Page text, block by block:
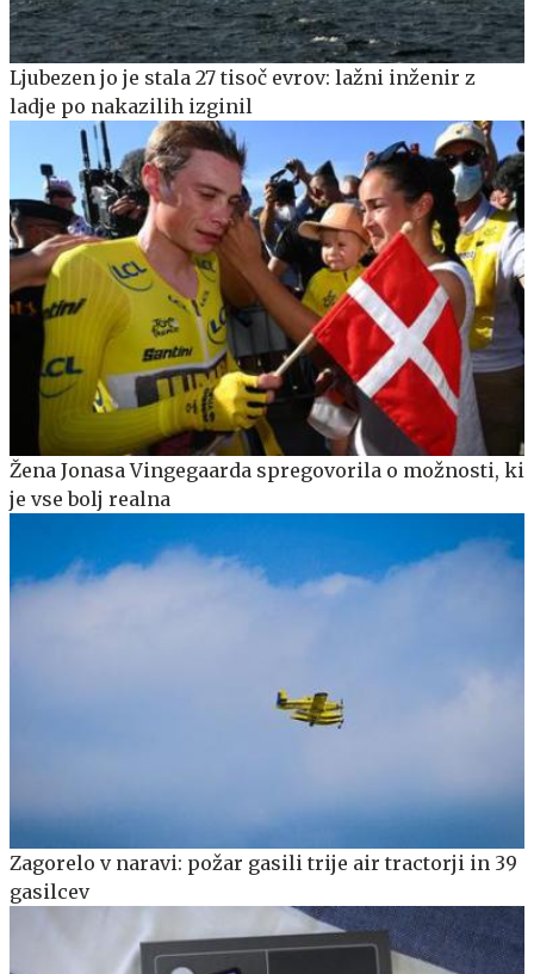
Ljubezen jo je stala 27 tisoč evrov: lažni inženir z
ladje po nakazilih izginil
Žena Jonasa Vingegaarda spregovorila o možnosti, ki
je vse bolj realna
Zagorelo v naravi: požar gasili trije air tractorji in 39
gasilcev